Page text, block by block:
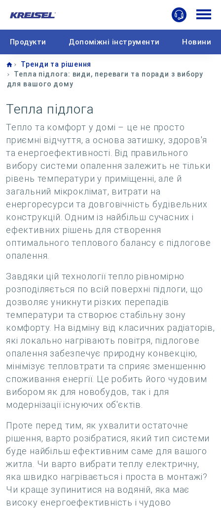
Продукти Допоміжні інструменти Новини
Home
Тренди та рішення
Тепла підлога: види, переваги та поради з вибору
для вашого дому
Тепла підлога
Тепло та комфорт у домі – це не просто
приємні відчуття, а основа затишку, здоров'я
та енергоефективності. Від правильного
вибору системи опалення залежить не тільки
рівень температури у приміщенні, але й
загальний мікроклімат, витрати на
енергоресурси та довговічність будівельних
конструкцій. Одним із найбільш сучасних і
ефективних рішень для створення
оптимального теплового балансу є підлогове
опалення.
Завдяки цій технології тепло рівномірно
розподіляється по всій поверхні підлоги, що
дозволяє уникнути різких перепадів
температури та створює стабільну зону
комфорту. На відміну від класичних радіаторів,
які локально нагрівають повітря, підлогове
опалення забезпечує природну конвекцію,
мінімізує тепловтрати та сприяє зменшенню
споживання енергії. Це робить його чудовим
вибором як для новобудов, так і для
модернізації існуючих об'єктів.
Проте перед тим, як ухвалити остаточне
рішення, варто розібратися, який тип системи
буде найбільш ефективним саме для вашого
житла. Чи варто вибрати теплу електричну,
яка швидко нагрівається і проста в монтажі?
Чи краще зупинитися на водяній, яка має
високу енергоефективність і чудово